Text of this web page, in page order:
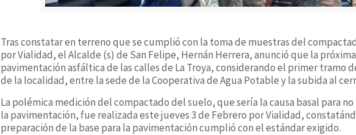
Tras constatar en terreno que se cumplió con la toma de muestras del
por Vialidad, el Alcalde (s) de San Felipe, Hernán Herrera, anunció que la
pavimentación asfáltica de las calles de La Troya, considerando el primer tramo
de la localidad, entre la sede de la Cooperativa de Agua Potable y la subida al
La polémica medición del compactado del suelo, que sería la causa basal para
la pavimentación, fue realizada este jueves 3 de Febrero por Vialidad,
preparación de la base para la pavimentación cumplió con el estándar exigido.